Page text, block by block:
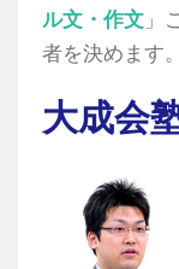
ル文・作文 」
者を決めます。
大成会